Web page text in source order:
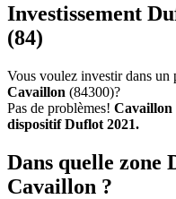
Investissement
(84)
Vous voulez investir dans
Cavaillon (84300)?
Pas de problèmes! Cavaillon
dispositif Duflot 2021.
Dans quelle zone
Cavaillon ?